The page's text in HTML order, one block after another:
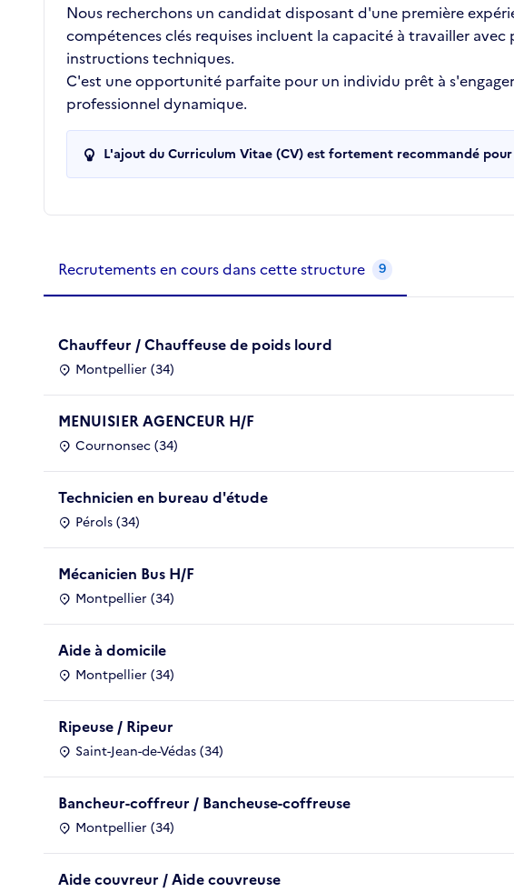
Nous recherchons un candidat disposant d'une première
compétences clés requises incluent la capacité à travailler
instructions techniques.
C'est une opportunité parfaite pour un individu prêt à
professionnel dynamique.
L'ajout du Curriculum Vitae (CV) est fortement recommandé
Recrutements de la structure
Recrutements en cours dans cette structure 9
Chauffeur / Chauffeuse de poids lourd
Montpellier (34)
MENUISIER AGENCEUR H/F
Cournonsec (34)
Technicien en bureau d'étude
Pérols (34)
Mécanicien Bus H/F
Montpellier (34)
Aide à domicile
Montpellier (34)
Ripeuse / Ripeur
Saint-Jean-de-Védas (34)
Bancheur-coffreur / Bancheuse-coffreuse
Montpellier (34)
Aide couvreur / Aide couvreuse